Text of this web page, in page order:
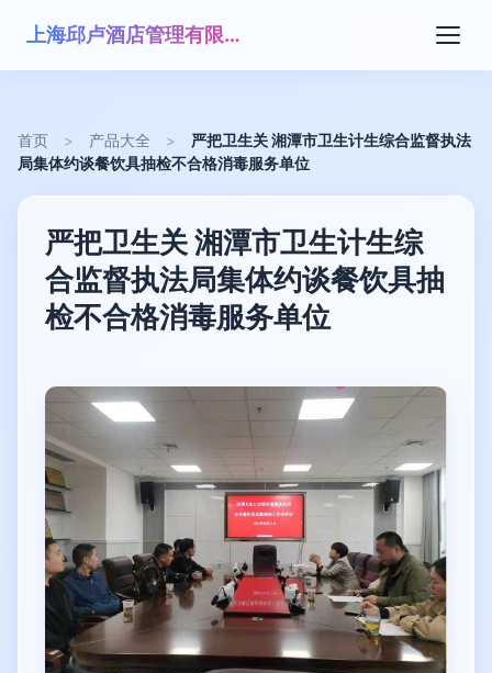
上海邱卢酒店管理有限公司
首页 > 产品大全 >
严把卫生关 湘潭市卫生计生综合监督执法
局集体约谈餐饮具抽检不合格消毒服务单位
严把卫生关 湘潭市卫生计生综
合监督执法局集体约谈餐饮具抽
检不合格消毒服务单位